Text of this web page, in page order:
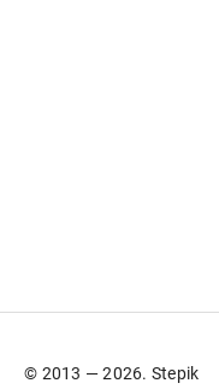
© 2013 — 2026. Stepik